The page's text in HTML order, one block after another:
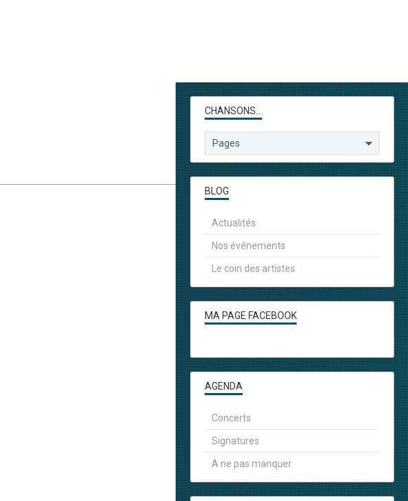
CHANSONS...
BLOG
Actualités
Nos événements
Le coin des artistes
MA PAGE FACEBOOK
AGENDA
Concerts
Signatures
A ne pas manquer